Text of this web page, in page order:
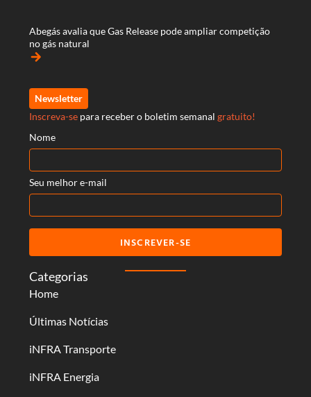
Categorias
Home
Últimas Notícias
iNFRA Transporte
iNFRA Energia
Abegás avalia que Gas Release pode ampliar competição
no gás natural
arrow_forward
Newsletter
Inscreva-se para receber o boletim semanal gratuito!
Nome
Seu melhor e-mail
INSCREVER-SE